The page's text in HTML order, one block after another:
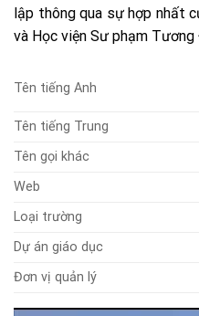
lập thông qua sự hợp nhất
và Học viện Sư phạm Tương
Tên tiếng Anh
Tên tiếng Trung
Tên gọi khác
Web
Loại trường
Dự án giáo dục
Đơn vị quản lý